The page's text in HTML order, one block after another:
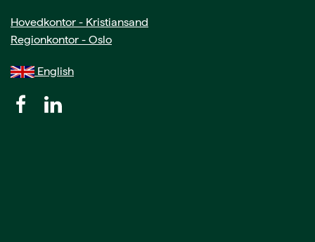
Hovedkontor - Kristiansand
Regionkontor - Oslo
English